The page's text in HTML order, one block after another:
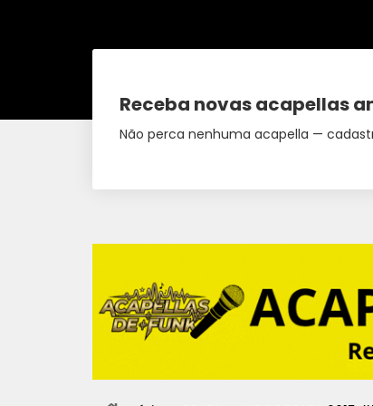
Receba novas acapellas
Não perca nenhuma acapella —